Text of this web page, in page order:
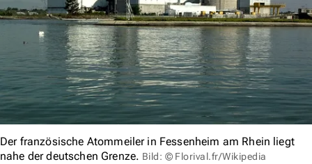
Der französische Atommeiler in Fessenheim am Rhein liegt
nahe der deutschen Grenze. Bild: © Florival.fr/Wikipedia